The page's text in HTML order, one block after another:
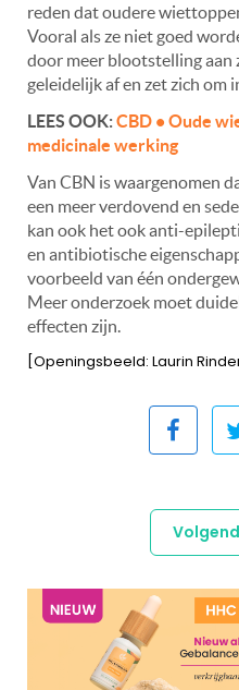
reden dat oudere
Vooral als ze niet goed
door meer blootstelling aan
geleidelijk af en zet zich om
LEES OOK:CBD • Oude
medicinale werking
Van CBN is waargenomen
een meer verdovend en
kan ook het ook anti-
en antibiotische
voorbeeld van één
Meer onderzoek moet
effecten zijn.
[Openingsbeeld: Laurin